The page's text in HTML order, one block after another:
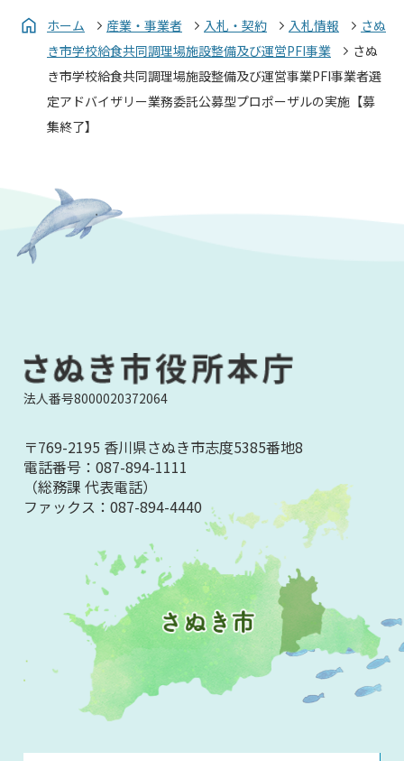
ホーム 産業・事業者 入札・契約 入札情報
さぬ
き市学校給食共同調理場施設整備及び運営PFI事業
さぬ
き市学校給食共同調理場施設整備及び運営事業PFI事業者選
定アドバイザリー業務委託公募型プロポーザルの実施【募
集終了】
法人番号8000020372064
〒769-2195 香川県さぬき市志度5385番地8
電話番号：087-894-1111
（総務課 代表電話）
ファックス：087-894-4440